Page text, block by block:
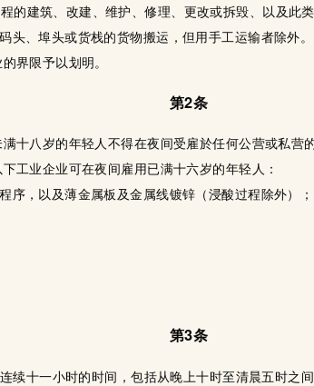
的建筑、改建、维护、修理、更改或拆毁、以及此
头、埠头或货栈的货物搬运，但用手工运输者除外。
界限予以划明。
第2条
十八岁的年轻人不得在夜间受雇於任何公营或私营
工业企业可在夜间雇用已满十六岁的年轻人：
序，以及薄金属板及金属线镀锌（浸酸过程除外）；
第3条
续十一小时的时间，包括从晚上十时至清晨五时之间